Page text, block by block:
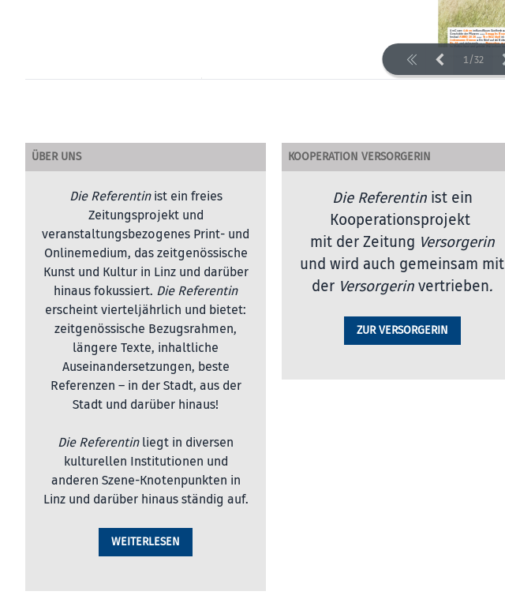
1/32
ÜBER UNS
Die Referentinist ein freies
Zeitungsprojekt und
veranstaltungsbezogenes Print- und
Onlinemedium, das zeitgenössische
Kunst und Kultur in Linz und darüber
hinaus fokussiert. Die Referentin
erscheint vierteljährlich und bietet:
zeitgenössische Bezugsrahmen,
längere Texte, inhaltliche
Auseinandersetzungen, beste
Referenzen – in der Stadt, aus der
Stadt und darüber hinaus!
Die Referentinliegt in diversen
kulturellen Institutionen und
anderen Szene-Knotenpunkten in
Linz und darüber hinaus ständig auf.
WEITERLESEN
KOOPERATION VERSORGERIN
Die Referentinist ein
Kooperationsprojekt
mit der Zeitung Versorgerin
und wird auch gemeinsam mit
der Versorgerin vertrieben.
ZUR VERSORGERIN